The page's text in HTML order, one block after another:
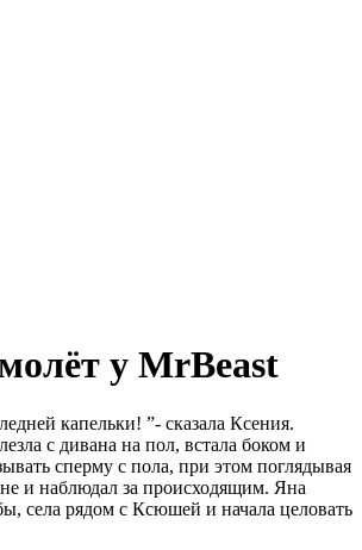
у MrBeast
капельки! ”- сказала Ксения.
с дивана на пол, встала боком и
сперму с пола, при этом поглядывая
и наблюдал за происходящим. Яна
села рядом с Ксюшей и начала целовать